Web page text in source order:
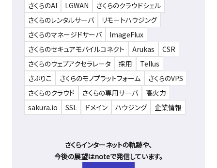
さくらのAI
LGWAN
さくらのクラウドシェル
さくらのレンタルサーバ
リモートハウジング
さくらのマネージドサーバ
ImageFlux
さくらのセキュアモバイルコネクト
Arukas
CSR
さくらのウェブアクセラレータ
採用
Tellus
さぶりこ
さくらのモノプラットフォーム
さくらのVPS
さくらのクラウド
さくらの専用サーバ
高火力
sakura.io
SSL ドメイン ハウジング 企業情報
さくらインターネットの軌跡や、
今後の展望はnoteで発信しています。